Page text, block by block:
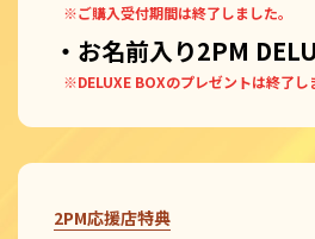
※ご購入受付期間は終了しました。
・お名前入り2PM
※DELUXE BOXのプレゼントは終了し
2PM応援店特典